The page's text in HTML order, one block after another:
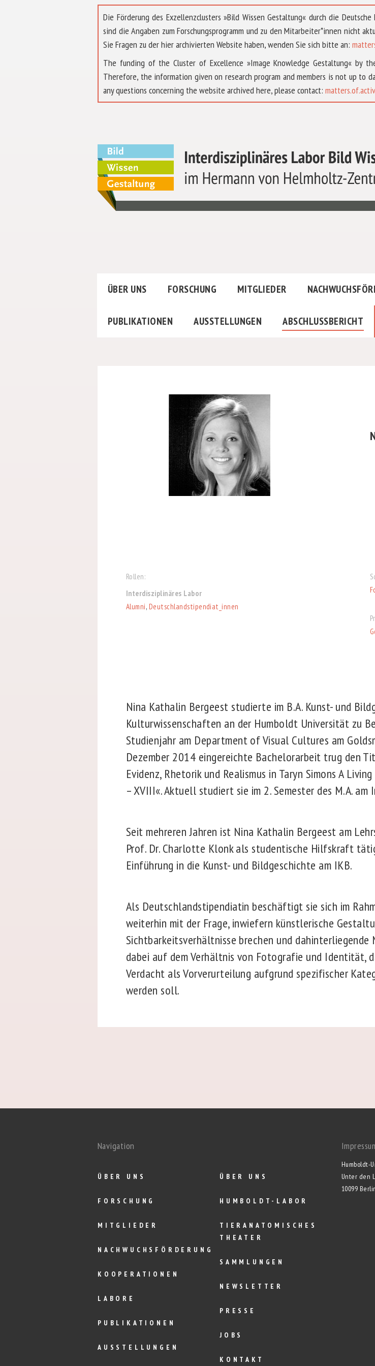
Die Förderung des Exzellenzclusters »Bild Wissen Gestaltung« durch die
sind die Angaben zum Forschungsprogramm und zu den Mitarbeiter*innen nicht
Sie Fragen zu der hier archivierten Website haben, wenden Sie sich bitte an:
The funding of the Cluster of Excellence »Image Knowledge Gestaltung« by
Therefore, the information given on research program and members is not up to
any questions concerning the website archived here, please contact:
ÜBER UNS FORSCHUNG MITGLIEDER
PUBLIKATIONEN AUSSTELLUNGEN ABSCHLUSSBERICHT
Rollen:
Interdisziplinäres Labor
Alumni, Deutschlandstipendiat_innen
Nina Kathalin Bergeest studierte im B.A. Kunst- und
Kulturwissenschaften an der Humboldt Universität zu
Studienjahr am Department of Visual Cultures am
Dezember 2014 eingereichte Bachelorarbeit trug den
Evidenz, Rhetorik und Realismus in Taryn Simons A
– XVIII«. Aktuell studiert sie im 2. Semester des M.A.
Seit mehreren Jahren ist Nina Kathalin Bergeest am
Prof. Dr. Charlotte Klonk als studentische Hilfskraft
Einführung in die Kunst- und Bildgeschichte am IKB.
Als Deutschlandstipendiatin beschäftigt sie sich im
weiterhin mit der Frage, inwiefern künstlerische
Sichtbarkeitsverhältnisse brechen und
dabei auf dem Verhältnis von Fotografie und Identität,
Verdacht als Vorverurteilung aufgrund spezifischer
werden soll.
Navigation
ÜBER UNS
FORSCHUNG
MITGLIEDER
NACHWUCHSFÖRDERUNG
KOOPERATIONEN
LABORE
PUBLIKATIONEN
AUSSTELLUNGEN
ÜBER UNS
HUMBOLDT-LABOR
TIERANATOMISCHES
THEATER
SAMMLUNGEN
NEWSLETTER
PRESSE
JOBS
KONTAKT
Humboldt-
Unter den
10099